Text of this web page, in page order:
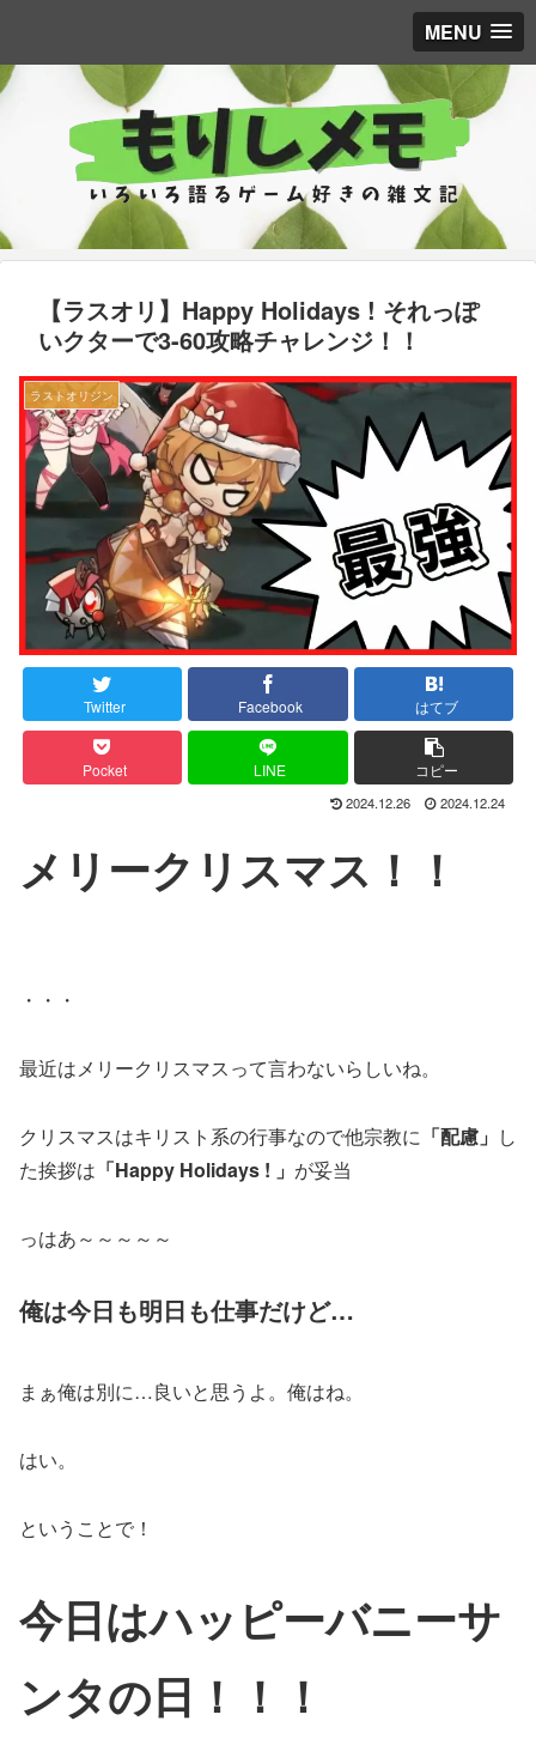
MENU
【ラスオリ】Happy Holidays ! それっぽ
いクターで3-60攻略チャレンジ！！
ラストオリジン
Twitter Facebook はてブ
Pocket LINE コピー
2024.12.26 2024.12.24
メリークリスマス！！
・・・
最近はメリークリスマスって言わないらしいね。
クリスマスはキリスト系の行事なので他宗教に 「配慮」 し
た挨拶は 「Happy Holidays ! 」 が妥当
っはあ～～～～～
俺は今日も明日も仕事だけど…
まぁ俺は別に…良いと思うよ。俺はね。
はい。
ということで！
今日はハッピーバニーサ
ンタの日！！！